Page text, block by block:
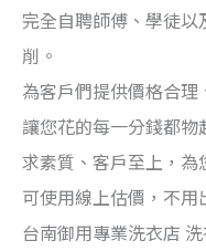
完全自聘師傅、學徒
削。
為客戶們提供價格合理
讓您花的每一分錢都
求素質、客戶至上，為
可使用線上估價，不用
台南御用專業洗衣店